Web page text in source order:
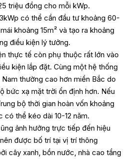
triệu đồng cho mỗi kWp.
có thể cần đầu tư khoảng 60-
khoảng 15m² và tạo ra khoảng
điều kiện lý tưởng.
thực tế còn phụ thuộc rất lớn vào
kiện lắp đặt. Cùng một hệ thống
thường cao hơn miền Bắc do
bức xạ mặt trời ổn định hơn. Nếu
bộ thời gian hoàn vốn khoảng
có thể kéo dài 10-12 năm.
ảnh hưởng trực tiếp đến hiệu
được bố trí tại vị trí thông
cây xanh, bồn nước, nhà cao tầng